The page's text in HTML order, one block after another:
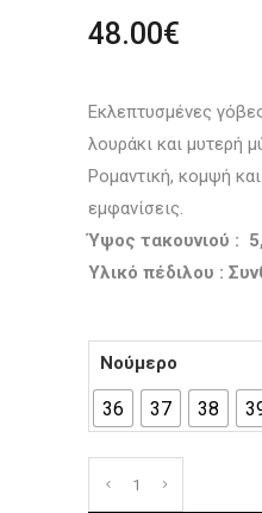
48.00€
Εκλεπτυσμένες
λουράκι και μυτερή
Ρομαντική, κομψή και
εμφανίσεις.
Ύψος τακουνιού :
Υλικό πέδιλου : Σ
Νούμερο
36 37 38